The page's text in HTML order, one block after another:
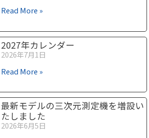
Read More »
2027年カレンダー
2026年7月1日
Read More »
最新モデルの三次元測定機を増設い
たしました
2026年6月5日